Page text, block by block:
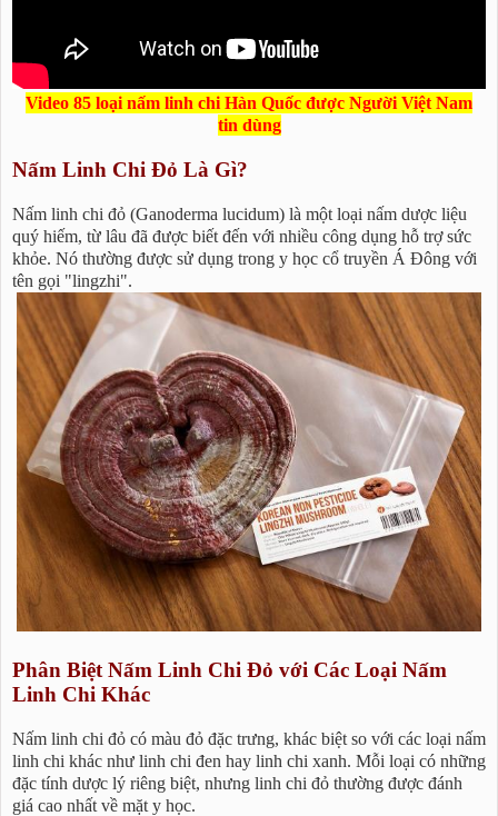
Video 85 loại nấm linh chi Hàn Quốc được Người Việt Nam
tin dùng
Nấm Linh Chi Đỏ Là Gì?
Nấm linh chi đỏ (Ganoderma lucidum) là một loại nấm dược liệu
quý hiếm, từ lâu đã được biết đến với nhiều công dụng hỗ trợ sức
khỏe. Nó thường được sử dụng trong y học cổ truyền Á Đông với
tên gọi "lingzhi".
Phân Biệt Nấm Linh Chi Đỏ với Các Loại Nấm
Linh Chi Khác
Nấm linh chi đỏ có màu đỏ đặc trưng, khác biệt so với các loại nấm
linh chi khác như linh chi đen hay linh chi xanh. Mỗi loại có những
đặc tính dược lý riêng biệt, nhưng linh chi đỏ thường được đánh
giá cao nhất về mặt y học.